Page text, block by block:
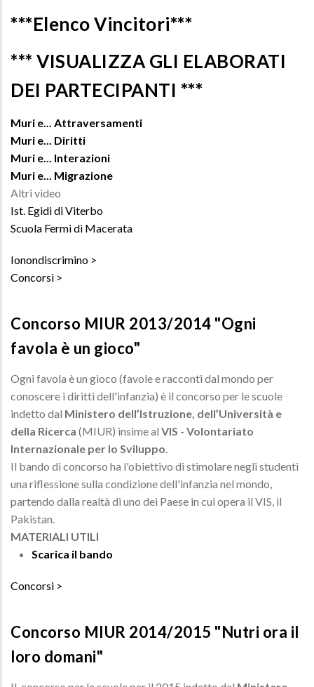
***Elenco Vincitori***
*** VISUALIZZA GLI ELABORATI
DEI PARTECIPANTI ***
Muri e... Attraversamenti
Muri e... Diritti
Muri e... Interazioni
Muri e... Migrazione
Altri video
Ist. Egidi di Viterbo
Scuola Fermi di Macerata
Ionondiscrimino
Concorsi
Concorso MIUR 2013/2014 "Ogni
favola è un gioco"
Ogni favola è un gioco (favole e racconti dal mondo per
conoscere i diritti dell'infanzia) è il concorso per le scuole
indetto dal Ministero dell’Istruzione, dell’Università e
della Ricerca (MIUR) insime al VIS - Volontariato
Internazionale per lo Sviluppo.
Il bando di concorso ha l'obiettivo di stimolare negli studenti
una riflessione sulla condizione dell'infanzia nel mondo,
partendo dalla realtà di uno dei Paese in cui opera il VIS, il
Pakistan.
MATERIALI UTILI
Scarica il bando
Concorsi
Concorso MIUR 2014/2015 "Nutri ora il
loro domani"